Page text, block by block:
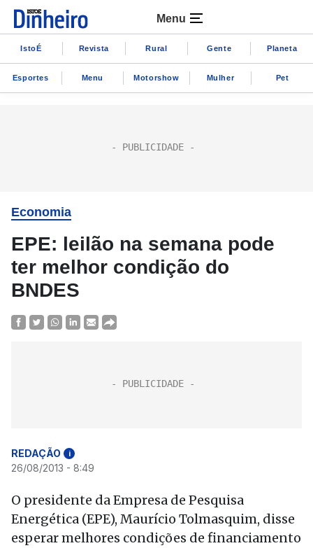
Menu
IstoÉ Revista Rural Gente Planeta
Esportes Menu Motorshow Mulher Pet
Economia
EPE: leilão na semana pode
ter melhor condição do
BNDES
REDAÇÃO i
26/08/2013 - 8:49
O presidente da Empresa de Pesquisa
Energética (EPE), Maurício Tolmasquim, disse
esperar melhores condições de financiamento